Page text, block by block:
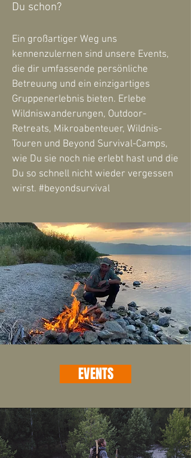
Du schon?
Ein großartiger Weg uns
kennenzulernen sind unsere Events,
die dir umfassende persönliche
Betreuung und ein einzigartiges
Gruppenerlebnis bieten. Erlebe
Wildniswanderungen, Outdoor-
Retreats, Mikroabenteuer, Wildnis-
Touren und Beyond Survival-Camps,
wie Du sie noch nie erlebt hast und die
Du so schnell nicht wieder vergessen
wirst. #beyondsurvival
EVENTS